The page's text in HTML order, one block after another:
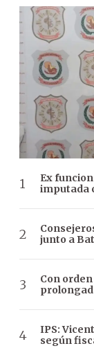
Ex
imputada
junto a
Con
IPS:
según